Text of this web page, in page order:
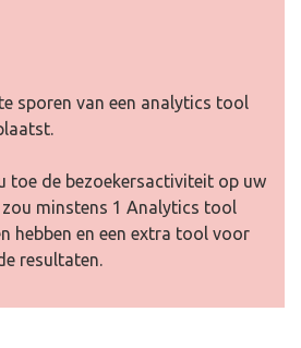
sporen van een analytics tool
toe de bezoekersactiviteit op uw
zou minstens 1 Analytics tool
hebben en een extra tool voor
resultaten.